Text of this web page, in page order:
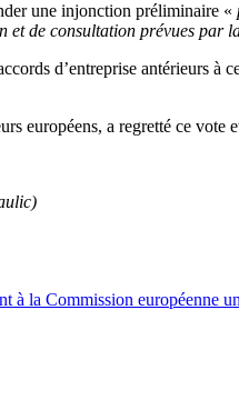
une injonction préliminaire «
de consultation prévues par
d’entreprise antérieurs
européens, a regretté ce vote
à la Commission européenne